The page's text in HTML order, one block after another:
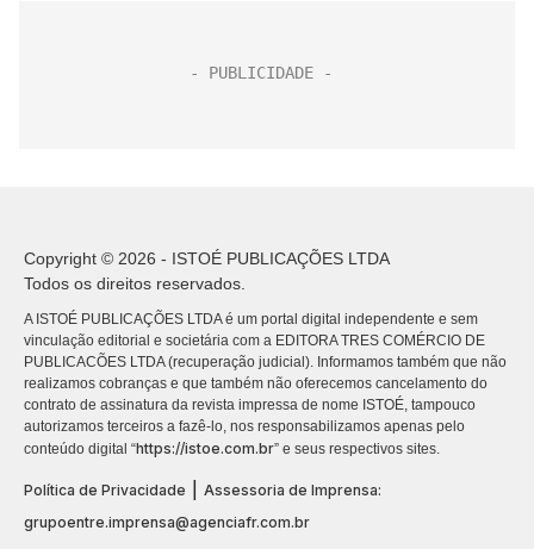
Copyright © 2026 - ISTOÉ PUBLICAÇÕES LTDA
Todos os direitos reservados.
A ISTOÉ PUBLICAÇÕES LTDA é um portal digital independente e sem
vinculação editorial e societária com a EDITORA TRES COMÉRCIO DE
PUBLICACÕES LTDA (recuperação judicial). Informamos também que não
realizamos cobranças e que também não oferecemos cancelamento do
contrato de assinatura da revista impressa de nome ISTOÉ, tampouco
autorizamos terceiros a fazê-lo, nos responsabilizamos apenas pelo
conteúdo digital “https://istoe.com.br” e seus respectivos sites.
Política de Privacidade
Assessoria de Imprensa:
grupoentre.imprensa@agenciafr.com.br